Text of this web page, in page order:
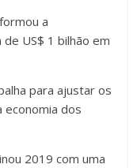
a
US$ 1 bilhão em
para ajustar os
economia dos
2019 com uma